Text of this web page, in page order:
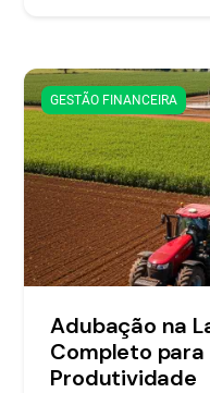
GESTÃO FINANCEIRA
Adubação na
Completo
Produtividade